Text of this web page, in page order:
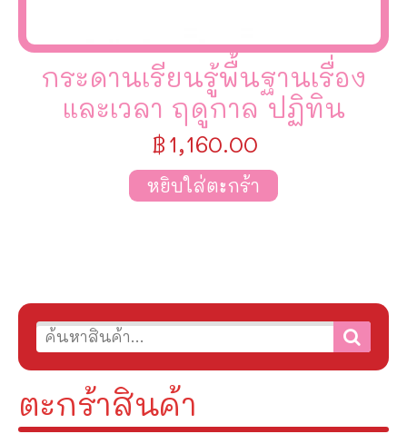
ตะกร้าสินค้า
กระดานเรียนรู้พื้นฐานเรื่อง
และเวลา ฤดูกาล ปฏิทิน
฿1,160.00
หยิบใส่ตะกร้า